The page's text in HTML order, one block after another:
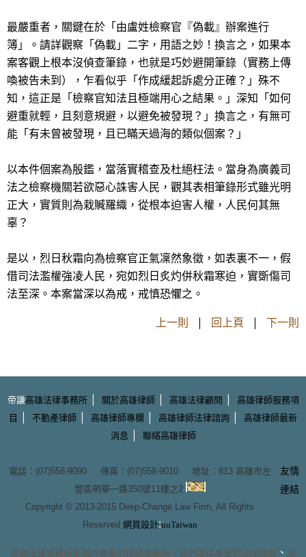
最嚴重者，關鍵在於「由盧姓檢察官『偽載』辦案進行
簿」。請詳觀察「偽載」二字，用語之妙！換言之，如果本
案客觀上根本沒偵查筆錄，也就是巧妙避開筆錄（實務上傳
喚被告未到），乍看似乎「作成緩起訴處分正確？」殊不
知，這正是「檢察官知法且極端用心之結果。」深知「如何
避重就輕，且刻意規避，以避免被發現？」換言之，有無可
能「有未曾被發現，且已瞞天過海的類似個案？」
以本件個案為殷鑑，當落實稽查及杜絕枉法。當身為廣義司
法之檢察機關若欲惡心誅害人民，觀其表相筆錄形式雖光明
正大，實質則為栽贓羅織，從根本迫害人權，人民何其無
辜？
是以，烈日秋霜向為檢察官正氣凜然象徵，如表裏不一，假
借司法濫權強凌人民，宛如烈日炙灼併秋霜寒迫，實斲傷司
法至深。本案當深以為戒，戒慎恐懼之。
上一則 | 回上頁 | 下一則
帝謙高雄法律事務所| 關於高雄律師| 高雄法律顧問 |
高雄律師服務項
目
| 不動產律師 | 高雄律師專欄 | 高雄律師法律諮詢 |
高雄律師最新
消息 | 聯絡高雄律師
電話：(07)558-9090 傳真：(07)558-9010 地址： 813 高雄市左
營區明華一路350號11樓之2
Copyright © 2013-2015 Deep-Change Law Firm, All Rights
Reserved 網頁設計:uuTaiwan
友情
連結
帝謙法律事務所是國內專業的律師事務所 ，我們提供專業的法律諮詢 、 民